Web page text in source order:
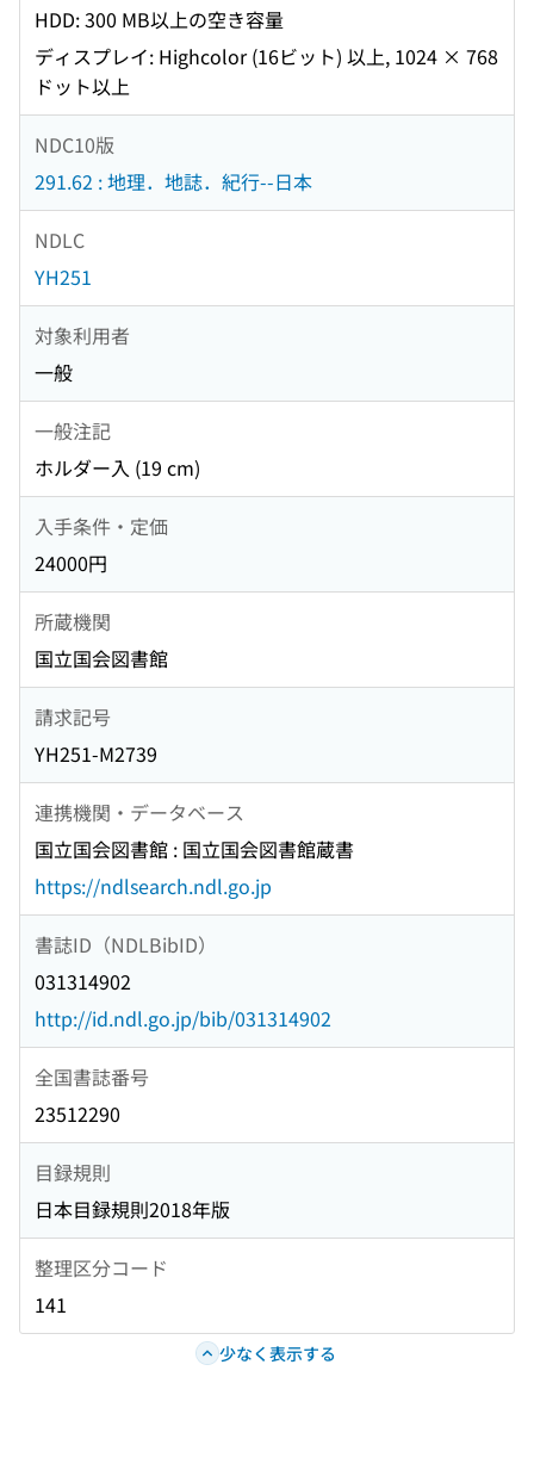
HDD: 300 MB以上の空き容量
ディスプレイ: Highcolor (16ビット) 以上, 1024 × 768
ドット以上
NDC10版
291.62 : 地理．地誌．紀行--日本
NDLC
YH251
対象利用者
一般
一般注記
ホルダー入 (19 cm)
入手条件・定価
24000円
所蔵機関
国立国会図書館
請求記号
YH251-M2739
連携機関・データベース
国立国会図書館 : 国立国会図書館蔵書
https://ndlsearch.ndl.go.jp
書誌ID（NDLBibID）
031314902
http://id.ndl.go.jp/bib/031314902
全国書誌番号
23512290
目録規則
日本目録規則2018年版
整理区分コード
141
少なく表示する